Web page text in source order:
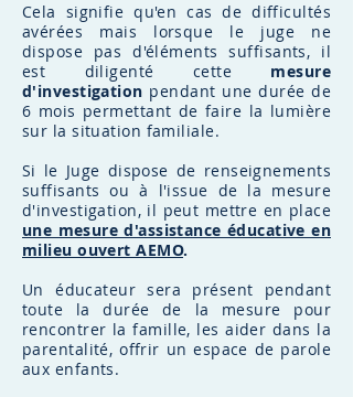
Cela signifie qu'en cas de difficultés
avérées mais lorsque le juge ne
dispose pas d'éléments suffisants, il
est diligenté cette mesure
d'investigation pendant une durée de
6 mois permettant de faire la lumière
sur la situation familiale.
Si le Juge dispose de renseignements
suffisants ou à l'issue de la mesure
d'investigation, il peut mettre en place
une mesure d'assistance éducative en
milieu ouvert AEMO.
Un éducateur sera présent pendant
toute la durée de la mesure pour
rencontrer la famille, les aider dans la
parentalité, offrir un espace de parole
aux enfants.